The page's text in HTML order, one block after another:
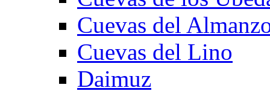
Cuevas del
Cuevas del Lino
Daimuz